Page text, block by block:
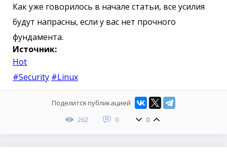
Как уже говорилось в начале статьи, все усилия
будут напрасны, если у вас нет прочного
фундамента.
Источник:
Hot
#Security #Linux
Поделится публикацией
262
0 0